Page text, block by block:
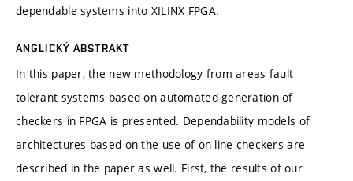
dependable systems into XILINX FPGA.
ANGLICKÝ ABSTRAKT
In this paper, the new methodology from areas fault
tolerant systems based on automated generation of
checkers in FPGA is presented. Dependability models of
architectures based on the use of on-line checkers are
described in the paper as well. First, the results of our